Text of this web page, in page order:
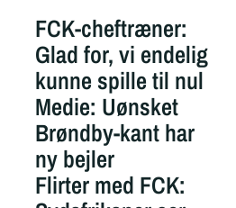
FCK-cheftræner:
Glad for, vi endelig
kunne spille til nul
Medie: Uønsket
Brøndby-kant har
ny bejler
Flirter med FCK: